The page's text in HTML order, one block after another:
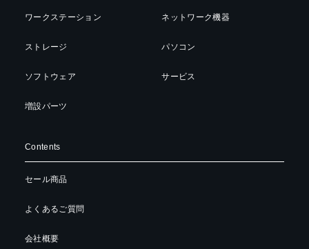
ワークステーション
ストレージ
ソフトウェア
増設パーツ
ネットワーク機器
パソコン
サービス
Contents
セール商品
よくあるご質問
会社概要